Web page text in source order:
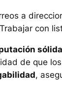
a
con
sólida
de que
,